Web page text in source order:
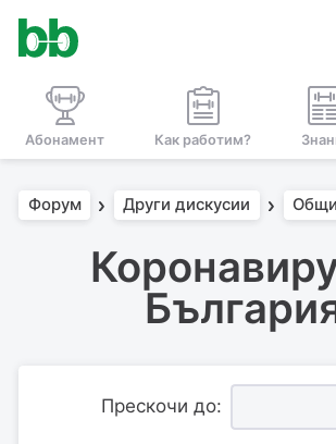
Абонамент Как работим?
Форум Други дискусии
Прескочи до: